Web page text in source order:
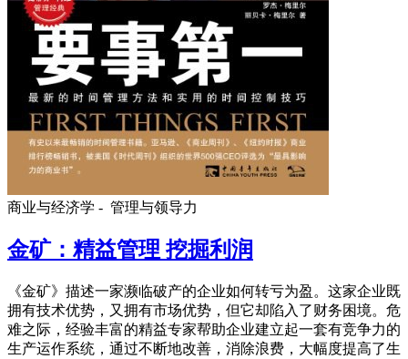
商业与经济学 - 管理与领导力
金矿：精益管理 挖掘利润
《金矿》描述一家濒临破产的企业如何转亏为盈。这家企业既
拥有技术优势，又拥有市场优势，但它却陷入了财务困境。危
难之际，经验丰富的精益专家帮助企业建立起一套有竞争力的
生产运作系统，通过不断地改善，消除浪费，大幅度提高了生